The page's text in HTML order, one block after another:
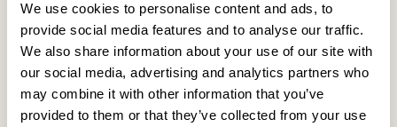
We use cookies to personalise content and ads, to
provide social media features and to analyse our traffic.
We also share information about your use of our site with
our social media, advertising and analytics partners who
may combine it with other information that you’ve
provided to them or that they’ve collected from your use
Lieferung 1-4 Werktage
30 Tage Rückgaberecht